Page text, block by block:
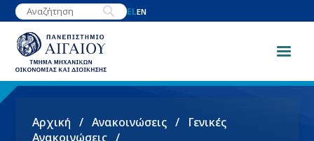
Παράκαμψη
προς
κυρίως
περιεχόμενο
ELEN
Breadcrumb
Αρχική Ανακοινώσεις
Γενικές
Ανακοινώσεις